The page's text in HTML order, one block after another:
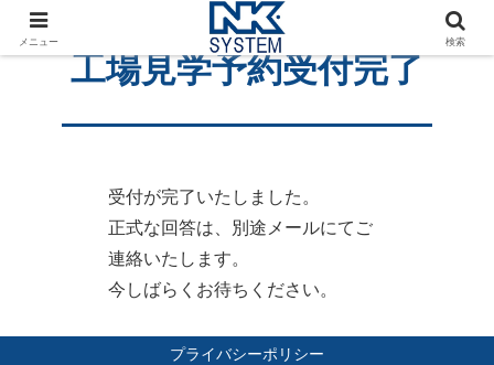
工場見学予約受付完了
受付が完了いたしました。
正式な回答は、別途メールにてご
連絡いたします。
今しばらくお待ちください。
プライバシーポリシー
メニュー 検索